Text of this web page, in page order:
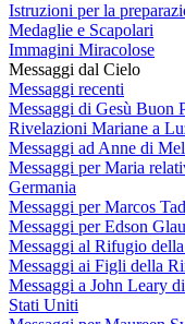
Istruzioni per la
Medaglie e Scapolari
Immagini Miracolose
Messaggi dal Cielo
Messaggi recenti
Messaggi di Gesù Buon
Rivelazioni Mariane a
Messaggi ad Anne di
Messaggi per Maria
Germania
Messaggi per Marcos
Messaggi per Edson
Messaggi al Rifugio
Messaggi ai Figli della
Messaggi a John Leary
Stati Uniti